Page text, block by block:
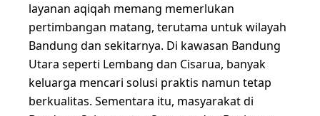
layanan aqiqah memang memerlukan
pertimbangan matang, terutama untuk wilayah
Bandung dan sekitarnya. Di kawasan Bandung
Utara seperti Lembang dan Cisarua, banyak
keluarga mencari solusi praktis namun tetap
berkualitas. Sementara itu, masyarakat di